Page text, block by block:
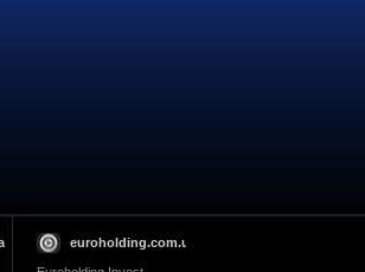
euroholding.com.ua